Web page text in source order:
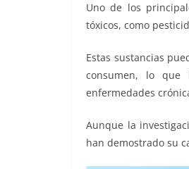
Uno de los
tóxicos, como
Estas sustancias
consumen, lo que
enfermedades
Aunque la
han demostrado su